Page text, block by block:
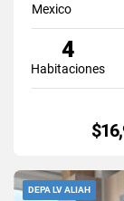
Mexico
4
Habitaciones
DEPA LV ALIAH